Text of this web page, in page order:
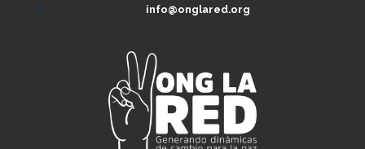
info@onglared.org